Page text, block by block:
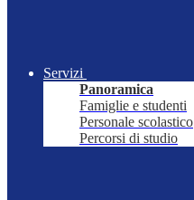
Servizi
Panoramica
Famiglie e studenti
Personale scolastico
Percorsi di studio